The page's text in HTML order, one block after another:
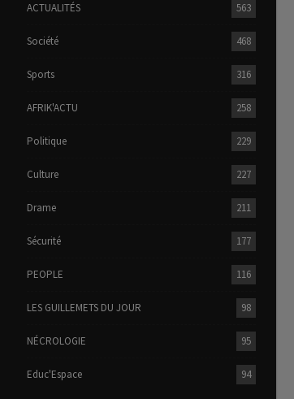
ACTUALITÉS 563
Société 468
Sports 316
AFRIK'ACTU 258
Politique 229
Culture 227
Drame 211
Sécurité 177
PEOPLE 116
LES GUILLEMETS DU JOUR 98
NÉCROLOGIE 95
Educ'Espace 94